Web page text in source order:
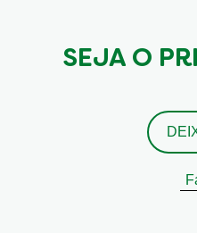
SEJA O